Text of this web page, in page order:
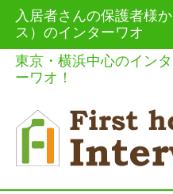
入居者さんの保護者様
ス）のインターワオ
東京・横浜中心のイン
ーワオ！